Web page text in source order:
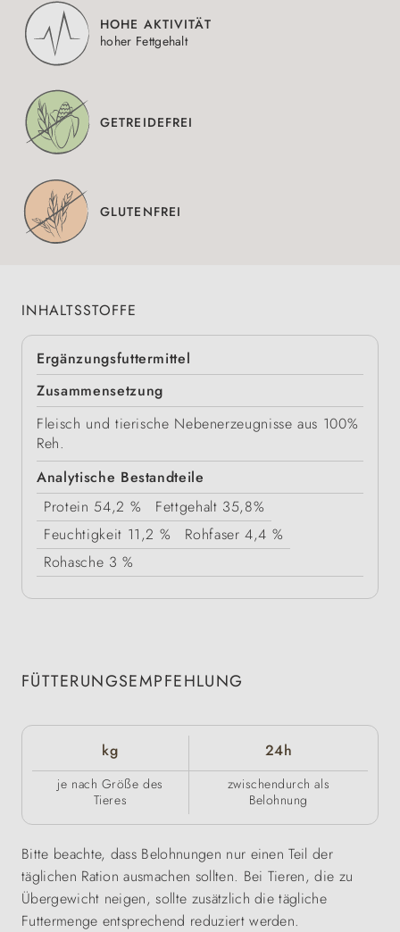
HOHE AKTIVITÄT
hoher Fettgehalt
GETREIDEFREI
GLUTENFREI
INHALTSSTOFFE
Ergänzungsfuttermittel
Zusammensetzung
Fleisch und tierische Nebenerzeugnisse aus 100%
Reh.
Analytische Bestandteile
Protein 54,2 % Fettgehalt 35,8%
Feuchtigkeit 11,2 % Rohfaser 4,4 %
Rohasche 3 %
FÜTTERUNGSEMPFEHLUNG
kg 24h
je nach Größe des
Tieres
zwischendurch als
Belohnung
Bitte beachte, dass Belohnungen nur einen Teil der
täglichen Ration ausmachen sollten. Bei Tieren, die zu
Übergewicht neigen, sollte zusätzlich die tägliche
Futtermenge entsprechend reduziert werden.